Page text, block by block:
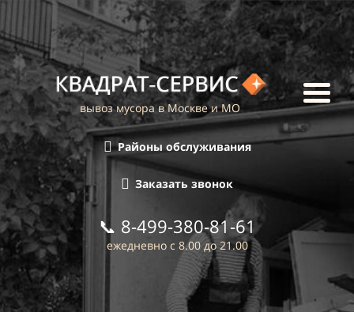
вывоз мусора в Москве и МО
Районы обслуживания
Заказать звонок
📞 8-499-380-81-61
ежедневно с 8.00 до 21.00